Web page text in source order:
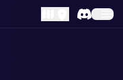
MapLibre